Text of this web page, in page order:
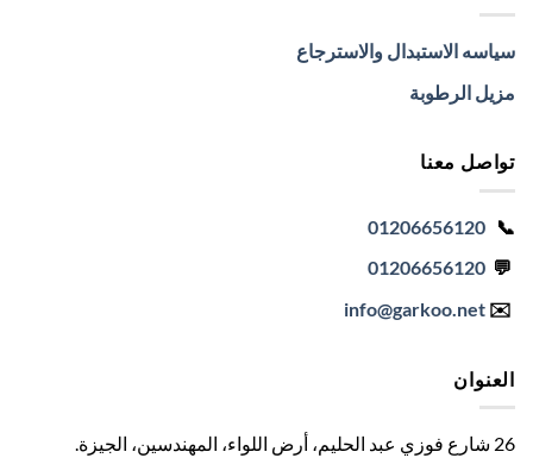
سياسه الاستبدال والاسترجاع
مزيل الرطوبة
تواصل معنا
📞
01206656120
💬
01206656120
✉️
info@garkoo.net
العنوان
26 شارع فوزي عبد الحليم، أرض اللواء، المهندسين، الجيزة .